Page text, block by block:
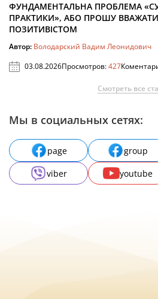
ФУНДАМЕНТАЛЬНА ПРОБЛЕМА
ПРАКТИКИ», АБО ПРОШУ
ПОЗИТИВІСТОМ
Автор: Володарский Вадим Леонидович
03.08.2026Просмотров:427
Смотреть все
Мы в социальных сетях:
page group
viber
youtube